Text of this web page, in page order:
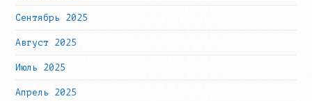
Сентябрь 2025
Август 2025
Июль 2025
Апрель 2025